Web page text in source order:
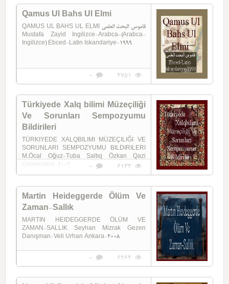
Qamus Ul Bahs Ul Elmi
QAMUS UL BAHS UL ELMI قاموس البحث العلمی
Mustafa Zayid Ingilizce-Arabca-(Arabca-
Ingilizce) Ebced-Latin Iskandariye-1999
4751
0
Türkiyede Xalq bilimi Müzeçiliği
Ve Sorunları Sempozyumu
Bildirileri
TÜRKIYEDE XALQBILIMI MÜZEÇILIĞI VE
SORUNLARI SEMPOZYUMU BILDIRILERI
M.Öcal Oğuz-Tuba Saltıq Özkan Qazi
6133
0
Martin Heideggerde Ölüm Ve
Zaman-Sallık
MARTIN HEIDEGGERDE ÖLÜM VE
ZAMAN-SALLIK Seyhan Mizrak Gezen
Danışman-Veli Urhan Ankara-2008
6264
0